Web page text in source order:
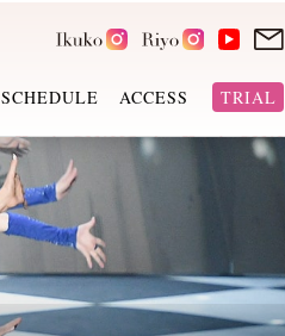
SCHEDULE ACCESS TRIAL